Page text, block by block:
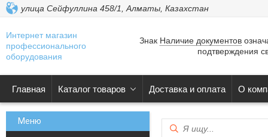
улица Сейфуллина 458/1, Алматы, Казахстан
Интернет магазин
профессионального
оборудования
Знак Наличие документов
подтверждения
Главная Каталог товаров Доставка и оплата О